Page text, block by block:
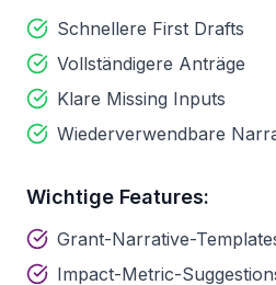
Schnellere First Drafts
Vollständigere Anträge
Klare Missing Inputs
Wiederverwendbare
Wichtige Features:
Grant-Narrative-
Impact-Metric-